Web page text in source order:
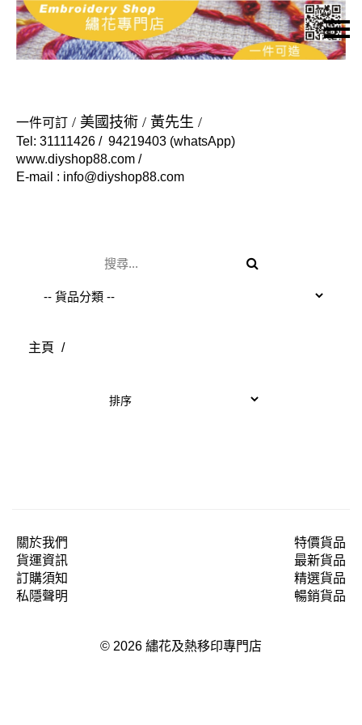
一件可訂 / 美國技術 / 黃先生 /
Tel: 31111426 / 94219403 (whatsApp)
www.diyshop88.com /
E-mail : info@diyshop88.com
主頁
特價貨品
貨品分類
商店資訊
語言
主頁 /
關於我們
貨運資訊
訂購須知
私隱聲明
特價貨品
最新貨品
精選貨品
暢銷貨品
© 2026 繡花及熱移印專門店